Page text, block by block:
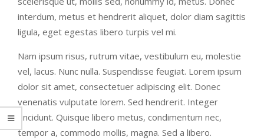
interdum, metus et hendrerit aliquet, dolor diam sagittis
ligula, eget egestas libero turpis vel mi.
Nam ipsum risus, rutrum vitae, vestibulum eu, molestie
vel, lacus. Nunc nulla. Suspendisse feugiat. Lorem ipsum
dolor sit amet, consectetuer adipiscing elit. Donec
venenatis vulputate lorem. Sed hendrerit. Integer
tincidunt. Quisque libero metus, condimentum nec,
tempor a, commodo mollis, magna. Sed a libero.